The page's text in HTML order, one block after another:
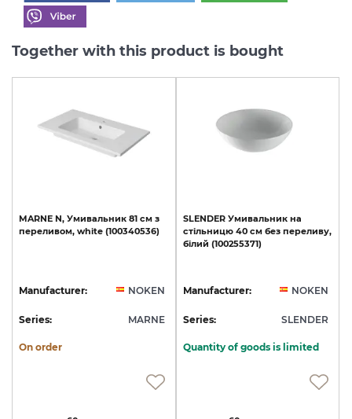
Together with this product is bought
MARNE N, Умивальник 81 см з
переливом, white (100340536)
Manufacturer: NOKEN
Series: MARNE
On order
SLENDER Умивальник на
стільницю 40 см без переливу,
білий (100255371)
Manufacturer: NOKEN
Series: SLENDER
Quantity of goods is limited